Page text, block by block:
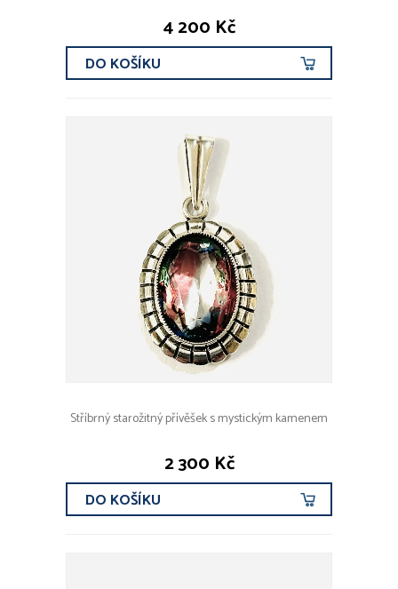
4 200 Kč
DO KOŠÍKU
Stříbrný starožitný přívěšek s mystickým kamenem
2 300 Kč
DO KOŠÍKU